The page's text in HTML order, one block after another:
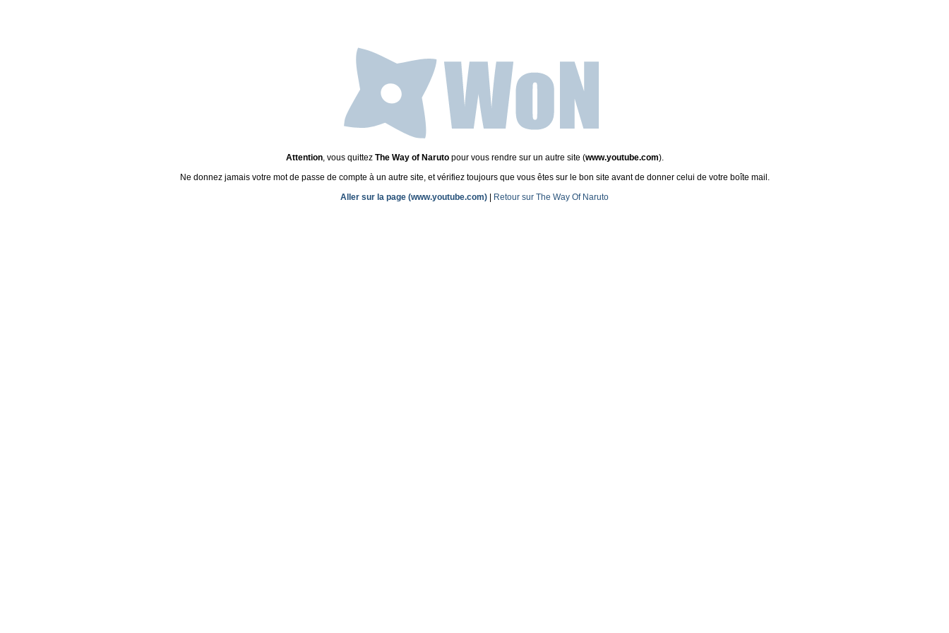
Attention, vous quittez The Way of Narutopour vous rendre sur un autre site (www.youtube.com).
Ne donnez jamais votre mot de passe de compte à un autre site, et vérifiez toujours que vous êtes sur le bon site avant de donner celui de votre boîte mail.
Aller sur la page (www.youtube.com)
Retour sur The Way Of Naruto